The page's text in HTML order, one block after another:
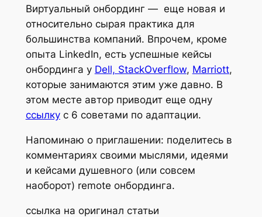
Виртуальный онбординг — еще новая и
относительно сырая практика для
большинства компаний. Впрочем, кроме
опыта LinkedIn, есть успешные кейсы
онбординга у Dell, StackOverflow, Marriott,
которые занимаются этим уже давно. В
этом месте автор приводит еще одну
ссылкус 6 советами по адаптации.
Напоминаю о приглашении: поделитесь в
комментариях своими мыслями, идеями
и кейсами душевного (или совсем
наоборот) remote онбординга.
ссылка на оригинал статьи